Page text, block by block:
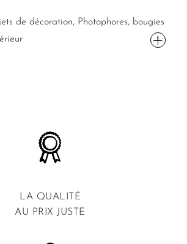
de décoration, Photophores, bougies
LA QUALITÉ
AU PRIX JUSTE